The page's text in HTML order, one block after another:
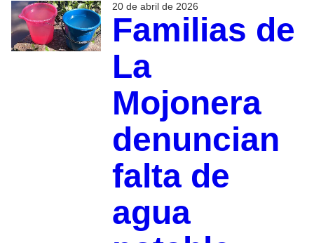
20 de abril de 2026
Familias de
La
Mojonera
denuncian
falta de
agua